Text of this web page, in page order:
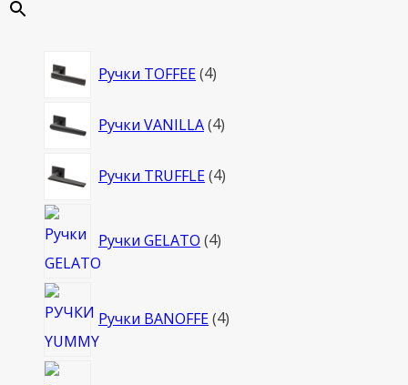
Ручки TOFFEE 44
Ручки VANILLA 44
Ручки TRUFFLE 44
Ручки GELATO 4товара
Ручки BANOFFE 4товара